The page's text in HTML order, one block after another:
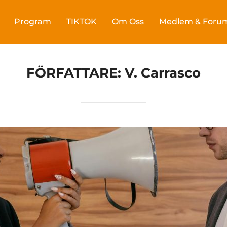
Program TIKTOK Om Oss Medlem &
FÖRFATTARE: V. Carrasco